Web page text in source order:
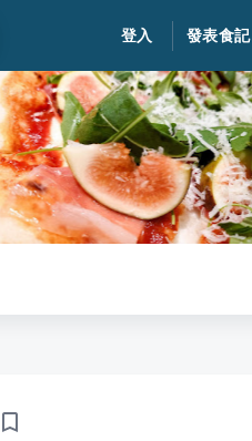
登入 發表食記